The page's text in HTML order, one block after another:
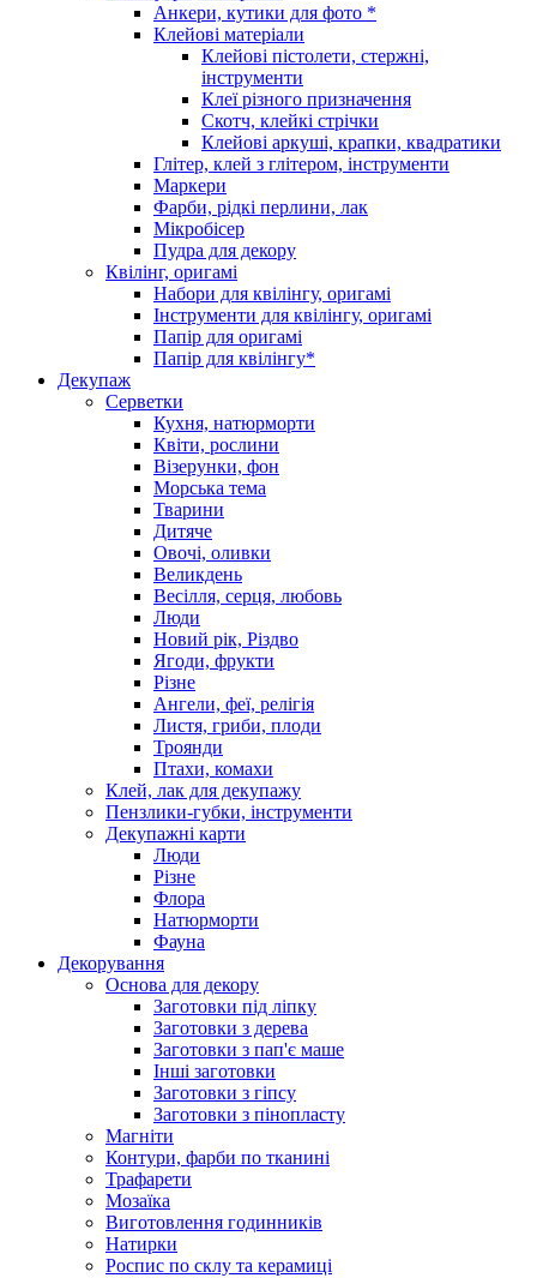
Анкери, кутики для фото *
Клейові матеріали
Клейові пістолети, стержні,
інструменти
Клеї різного призначення
Скотч, клейкі стрічки
Клейові аркуші, крапки, квадратики
Глітер, клей з глітером, інструменти
Маркери
Фарби, рідкі перлини, лак
Мікробісер
Пудра для декору
Квілінг, оригамі
Набори для квілінгу, оригамі
Інструменти для квілінгу, оригамі
Папір для оригамі
Папір для квілінгу*
Декупаж
Серветки
Кухня, натюрморти
Квіти, рослини
Візерунки, фон
Морська тема
Тварини
Дитяче
Овочі, оливки
Великдень
Весілля, серця, любовь
Люди
Новий рік, Різдво
Ягоди, фрукти
Різне
Ангели, феї, релігія
Листя, гриби, плоди
Троянди
Птахи, комахи
Клей, лак для декупажу
Пензлики-губки, інструменти
Декупажні карти
Люди
Різне
Флора
Натюрморти
Фауна
Декорування
Основа для декору
Заготовки під ліпку
Заготовки з дерева
Заготовки з пап'є маше
Інші заготовки
Заготовки з гіпсу
Заготовки з пінопласту
Магніти
Контури, фарби по тканині
Трафарети
Мозаїка
Виготовлення годинників
Натирки
Роспис по склу та керамиці